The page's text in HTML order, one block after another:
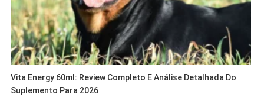
Vita Energy 60ml: Review Completo E Análise Detalhada Do
Suplemento Para 2026